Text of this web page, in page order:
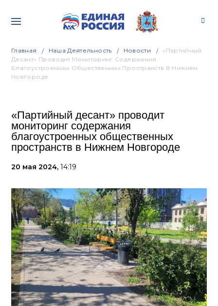
Главная Наша Деятельность Новости
«Партийный
Десант» Проводит Мониторинг Содержания
Благоустроенных Общественных Пространств В Нижнем
Новгороде
«Партийный десант» проводит
мониторинг содержания
благоустроенных общественных
пространств в Нижнем Новгороде
20 мая 2024, 14:19